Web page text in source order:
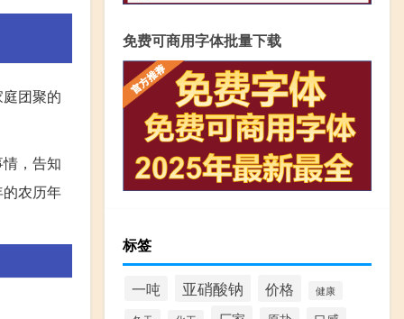
团聚的
，告知
农历年
免费可商用字体批量下载
标签
一吨 亚硝酸钠 价格 健康